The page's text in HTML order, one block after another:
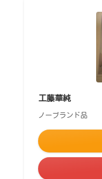
工藤華純
ノーブランド品